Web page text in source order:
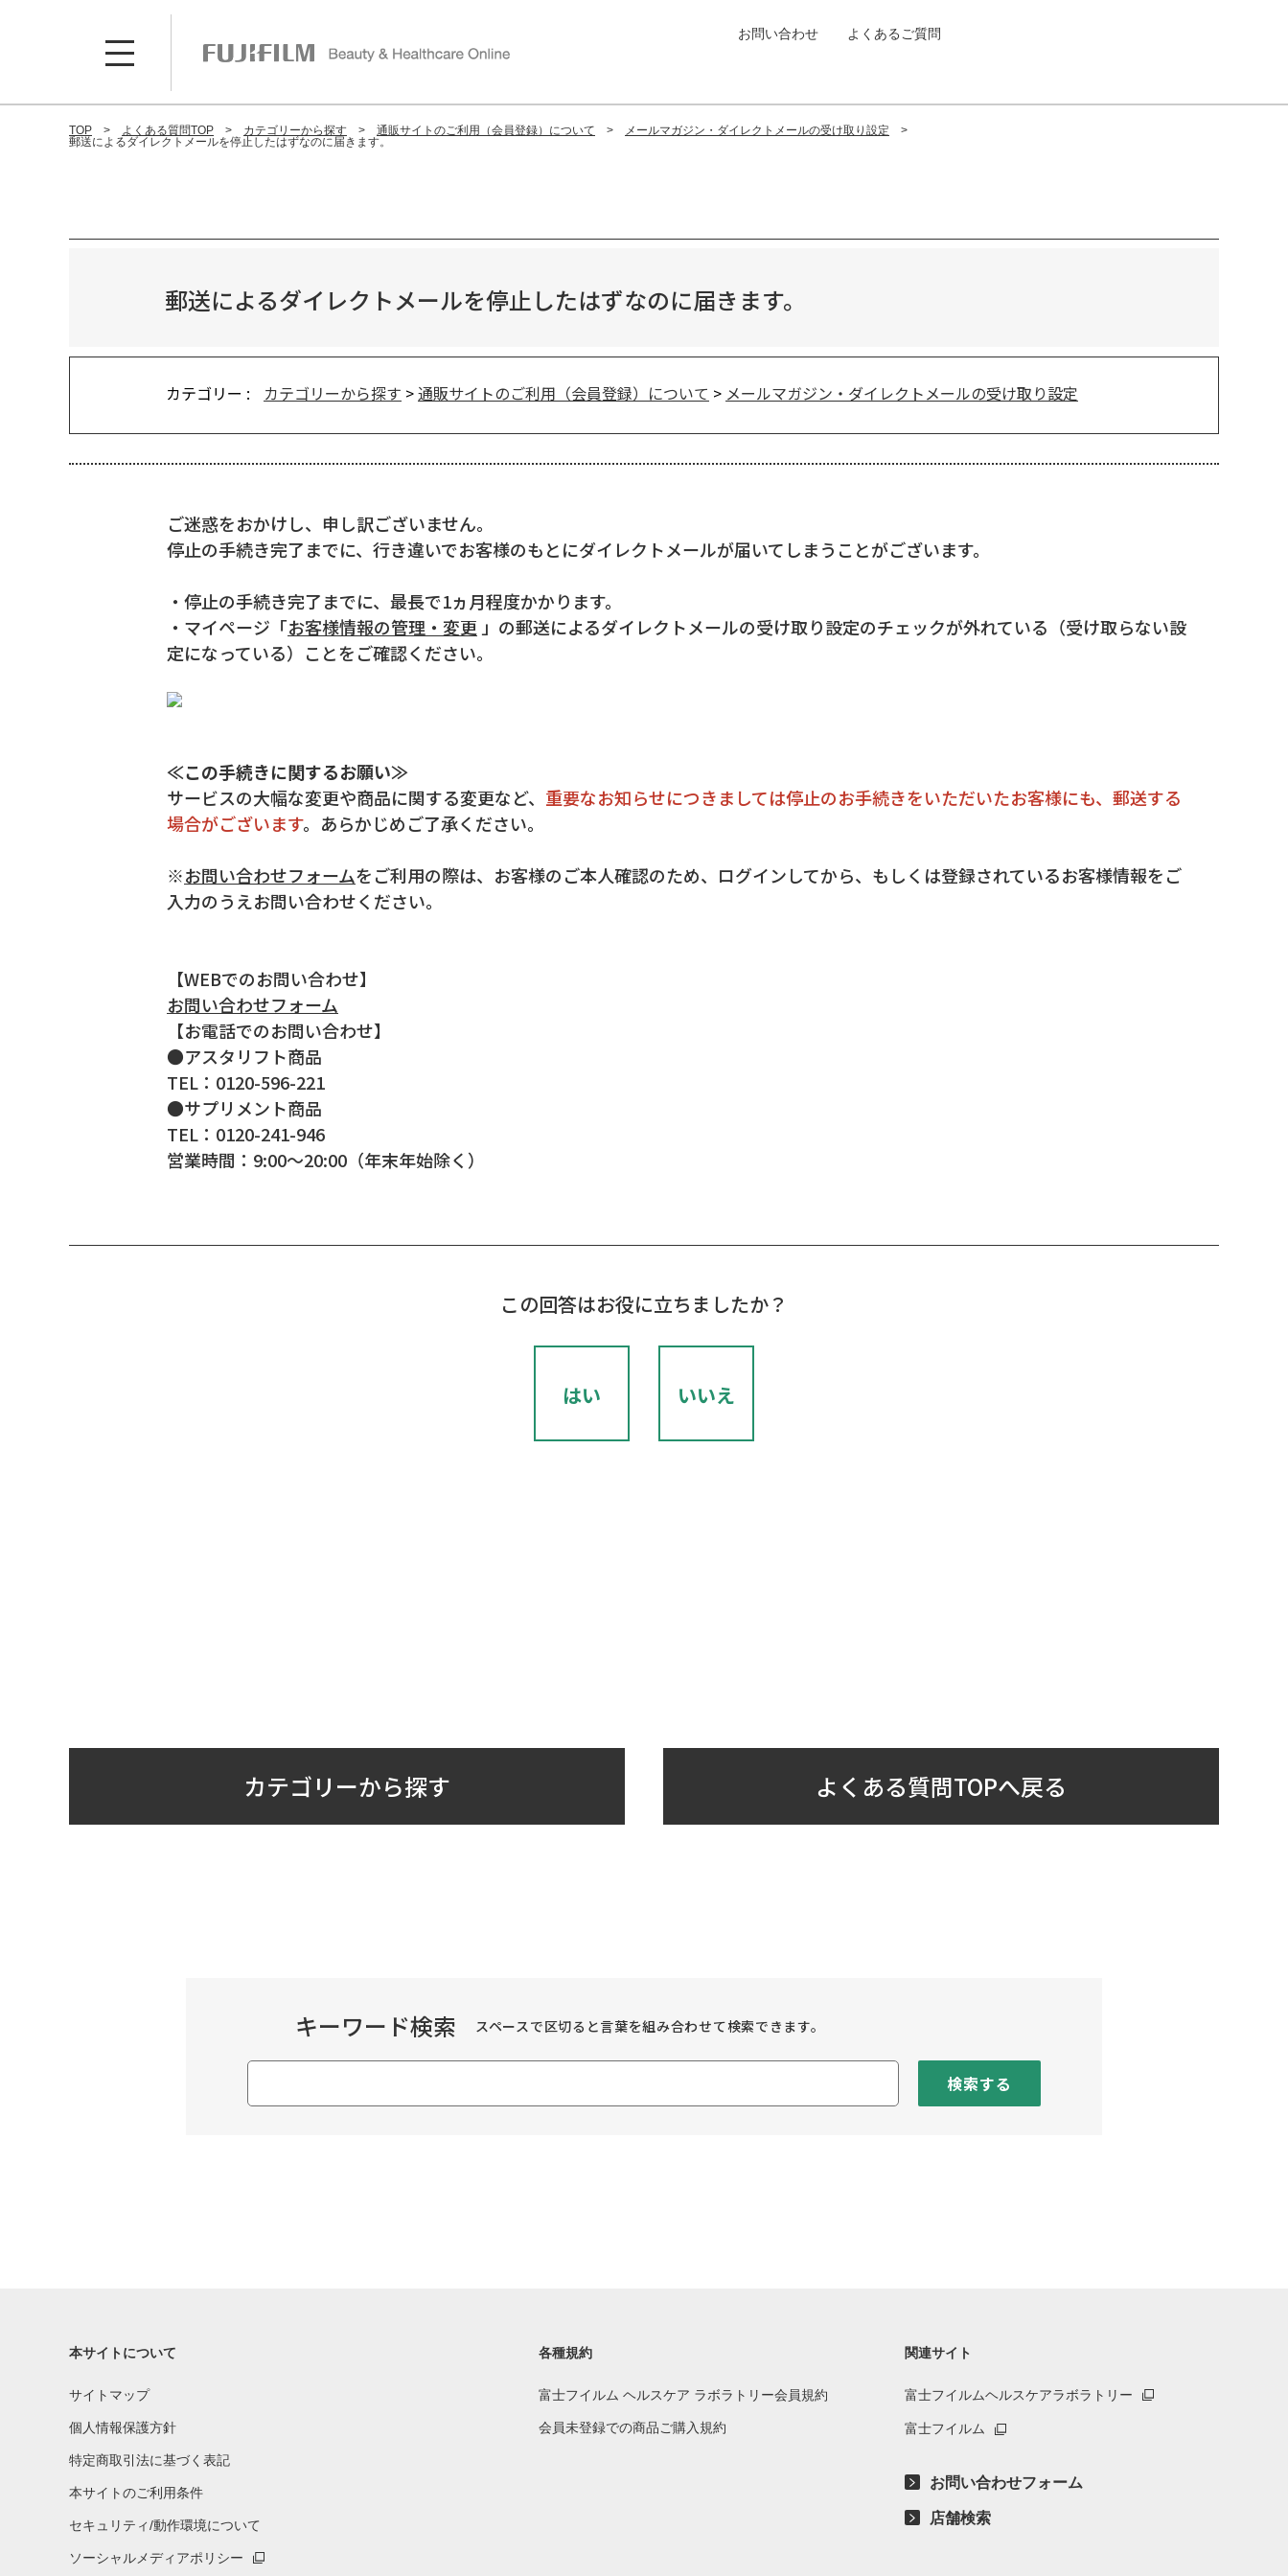
お問い合わせ よくあるご質問
TOP よくある質問TOP カテゴリーから探す 通販サイトのご利用（会員登録）について
メールマガジン・ダイレクトメールの受け取り設定
郵送によるダイレクトメールを停止したはずなのに届きます。
郵送によるダイレクトメールを停止したはずなのに届きます。
カテゴリー : カテゴリーから探す >通販サイトのご利用（会員登録）について > メールマガジン・ダイレクトメールの受け取り設定
ご迷惑をおかけし、申し訳ございません。
停止の手続き完了までに、行き違いでお客様のもとにダイレクトメールが届いてしまうことがございます。
・停止の手続き完了までに、最長で1ヵ月程度かかります。
・マイページ「お客様情報の管理・変更 」の郵送によるダイレクトメールの受け取り設定のチェックが外れている （受け取らない設
定になっている） ことをご確認ください。
≪この手続きに関するお願い≫
サービスの大幅な変更や商品に関する変更など、 重要なお知らせにつきましては停止のお手続きをいただいたお客様にも、郵送する
場合がございます。あらかじめご了承ください。
※お問い合わせフォームをご利用の際は、お客様のご本人確認のため、ログインしてから、もしくは登録されているお客様情報をご
入力のうえお問い合わせください。
【WEBでのお問い合わせ】
お問い合わせフォーム
【お電話でのお問い合わせ】
●アスタリフト商品
TEL：0120-596-221
●サプリメント商品
TEL：0120-241-946
営業時間：9:00～20:00（年末年始除く）
この回答はお役に立ちましたか？
はい いいえ
カテゴリーから探す よくある質問TOPへ戻る
キーワード検索 スペースで区切ると言葉を組み合わせて検索できます。
検索する
本サイトについて
サイトマップ
個人情報保護方針
特定商取引法に基づく表記
本サイトのご利用条件
セキュリティ/動作環境について
ソーシャルメディアポリシー
各種規約
富士フイルム ヘルスケア ラボラトリー会員規約
会員未登録での商品ご購入規約
関連サイト
富士フイルムヘルスケアラボラトリー
富士フイルム
お問い合わせフォーム
店舗検索